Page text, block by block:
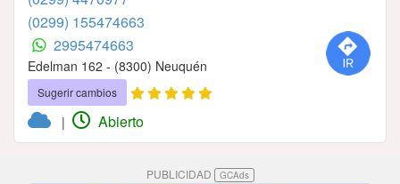
(0299) 155474663
2995474663
Edelman 162 - (8300) Neuquén
Sugerir cambios
| Abierto
PUBLICIDAD GCAds